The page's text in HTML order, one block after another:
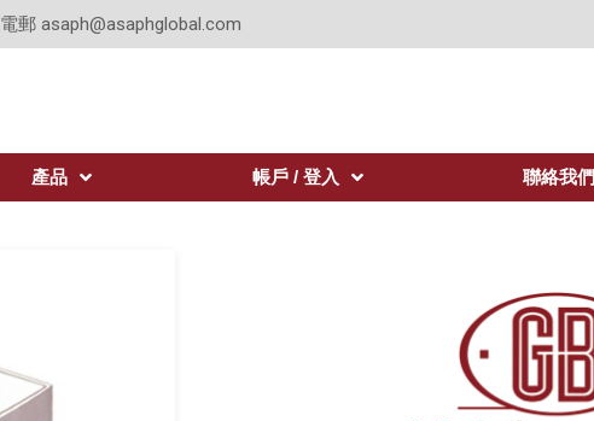
電郵asaph@asaphglobal.com
產品 帳戶 / 登入 聯絡我們